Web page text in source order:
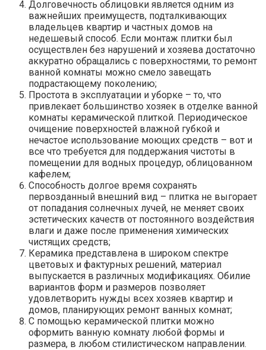
Долговечность облицовки является одним из
важнейших преимуществ, подталкивающих
владельцев квартир и частных домов на
недешевый способ. Если монтаж плитки был
осуществлен без нарушений и хозяева достаточно
аккуратно обращались с поверхностями, то ремонт
ванной комнаты можно смело завещать
подрастающему поколению;
Простота в эксплуатации и уборке – то, что
привлекает большинство хозяек в отделке ванной
комнаты керамической плиткой. Периодическое
очищение поверхностей влажной губкой и
нечастое использование моющих средств – вот и
все что требуется для поддержания чистоты в
помещении для водных процедур, облицованном
кафелем;
Способность долгое время сохранять
первозданный внешний вид – плитка не выгорает
от попадания солнечных лучей, не меняет своих
эстетических качеств от постоянного воздействия
влаги и даже после применения химических
чистящих средств;
Керамика представлена в широком спектре
цветовых и фактурных решений, материал
выпускается в различных модификациях. Обилие
вариантов форм и размеров позволяет
удовлетворить нужды всех хозяев квартир и
домов, планирующих ремонт ванных комнат;
С помощью керамической плитки можно
оформить ванную комнату любой формы и
размера, в любом стилистическом направлении.